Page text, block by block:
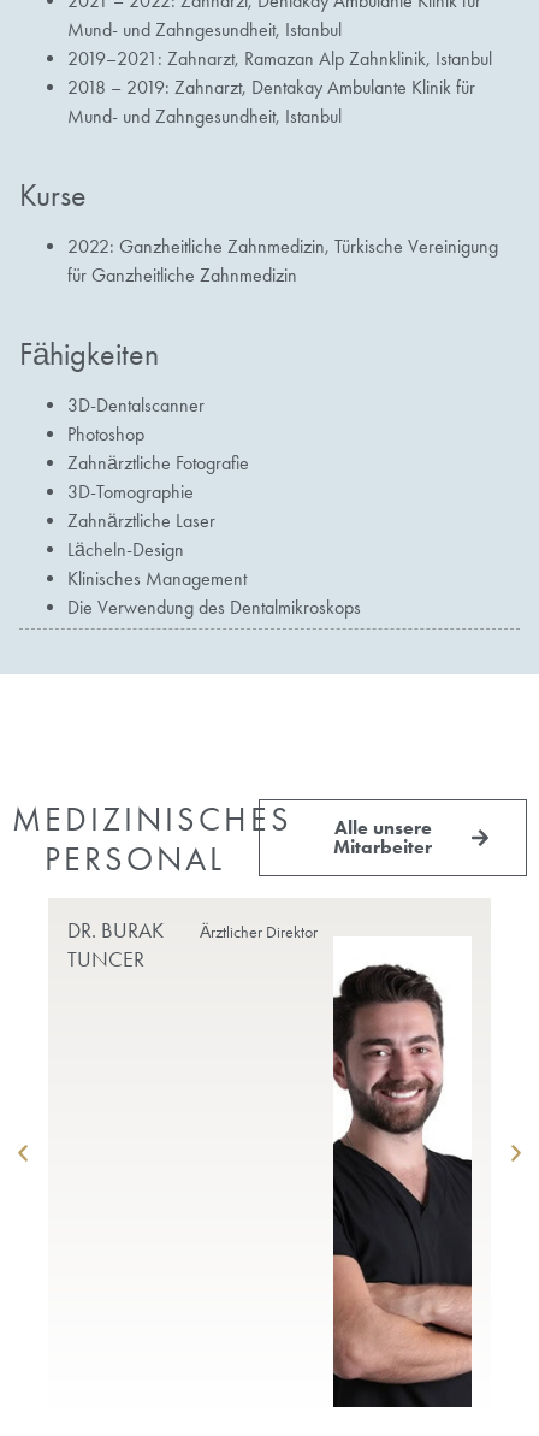
Mund- und Zahngesundheit, Istanbul
2019–2021: Zahnarzt, Ramazan Alp Zahnklinik, Istanbul
2018 – 2019: Zahnarzt, Dentakay Ambulante Klinik für
Mund- und Zahngesundheit, Istanbul
Kurse
2022: Ganzheitliche Zahnmedizin, Türkische Vereinigung
für Ganzheitliche Zahnmedizin
Fähigkeiten
3D-Dentalscanner
Photoshop
Zahnärztliche Fotografie
3D-Tomographie
Zahnärztliche Laser
Lächeln-Design
Klinisches Management
Die Verwendung des Dentalmikroskops
MEDIZINISCHES
PERSONAL
Alle unsere
Mitarbeiter
DR. BURAK
TUNCER
Ärztlicher Direktor